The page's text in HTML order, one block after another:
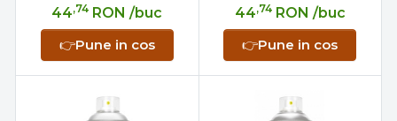
44,74 RON /buc
👉Pune in cos
44,74 RON /buc
👉Pune in cos